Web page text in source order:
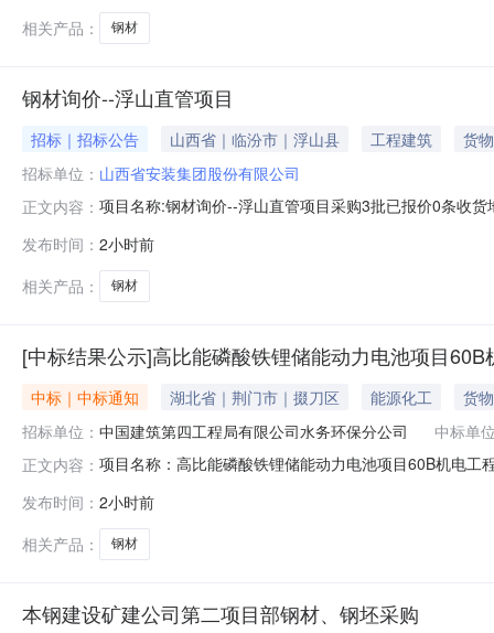
相关产品：
钢材
钢材询价--浮山直管项目
招标｜招标公告 山西省｜临汾市｜浮山县 工程建筑
货物
招标单位： 山西省安装集团股份有限公司
正文内容： 项目名称:钢材询价--浮山直管项目采购3批已报价0条收
发布时间： 2小时前
相关产品：
钢材
[中标结果公示]高比能磷酸铁锂储能动力电池项目
中标｜中标通知 湖北省｜荆门市｜掇刀区 能源化工
货物
招标单位： 中国建筑第四工程局有限公司水务环保分公司
中标单
正文内容： 项目名称：高比能磷酸铁锂储能动力电池项目60B机电
发布时间： 2小时前
相关产品：
钢材
本钢建设矿建公司第二项目部钢材、钢坯采购